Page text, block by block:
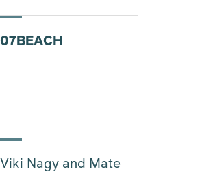
07BEACH
Viki Nagy and Mate